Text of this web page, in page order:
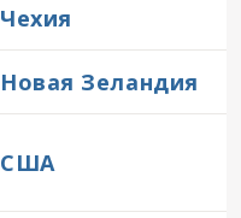
Чехия
Новая Зеландия
США